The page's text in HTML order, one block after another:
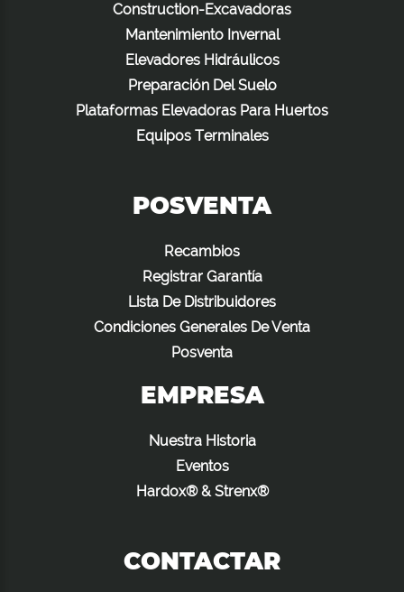
Construction-Excavadoras
Mantenimiento Invernal
Elevadores Hidráulicos
Preparación Del Suelo
Plataformas Elevadoras Para Huertos
Equipos Terminales
POSVENTA
Recambios
Registrar Garantía
Lista De Distribuidores
Condiciones Generales De Venta
Posventa
EMPRESA
Nuestra Historia
Eventos
Hardox® & Strenx®
CONTACTAR